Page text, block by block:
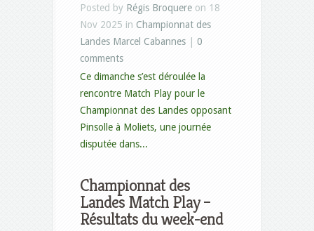
Posted by Régis Broquere on 18
Nov 2025 in Championnat des
Landes Marcel Cabannes
0
comments
Ce dimanche s’est déroulée la
rencontre Match Play pour le
Championnat des Landes opposant
Pinsolle à Moliets, une journée
disputée dans...
Championnat des
Landes Match Play –
Résultats du week-end